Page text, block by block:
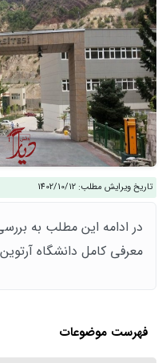
تاریخ ویرایش مطلب: 1402/10/12
در ادامه این مطلب به
معرفی کامل دانشگاه
فهرست موضوعات